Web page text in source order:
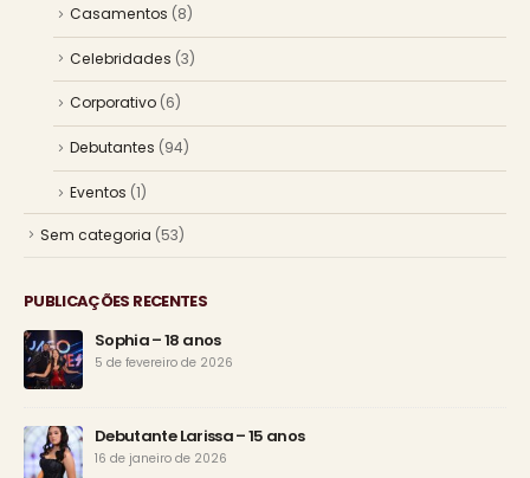
Casamentos (8)
Celebridades (3)
Corporativo (6)
Debutantes (94)
Eventos (1)
Sem categoria (53)
PUBLICAÇÕES RECENTES
Sophia – 18 anos
5 de fevereiro de 2026
Debutante Larissa – 15 anos
16 de janeiro de 2026